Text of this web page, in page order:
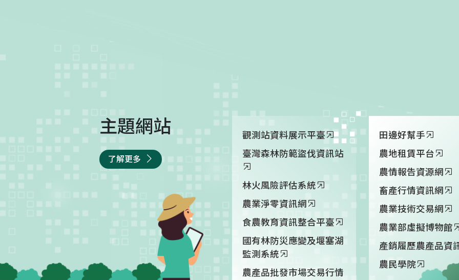
主題網站
了解更多
觀測站資料展示平臺
臺灣森林防範盜伐資訊站
林火風險評估系統
農業淨零資訊網
食農教育資訊整合平臺
國有林防災應變及堰塞湖
監測系統
農產品批發市場交易行情
田邊好幫手
農地租賃平台
農情報告資源網
畜產行情資訊網
農業技術交易網
農業部虛擬博物館
產銷履歷農產品資
農民學院